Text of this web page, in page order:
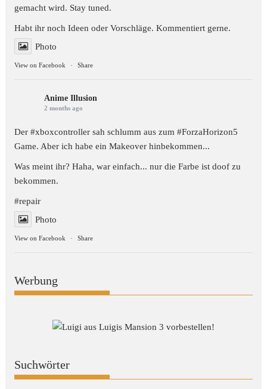
gemacht wird. Stay tuned.
Habt ihr noch Ideen oder Vorschläge. Kommentiert gerne.
Photo
View on Facebook · Share
Anime Illusion
2 months ago
Der #xboxcontroller sah schlumm aus zum#ForzaHorizon5
Game. Aber ich habe ein Makeover hinbekommen...
Was meint ihr? Haha, war einfach... nur die Farbe ist doof zu
bekommen.
#repair
Photo
View on Facebook · Share
Werbung
Suchwörter